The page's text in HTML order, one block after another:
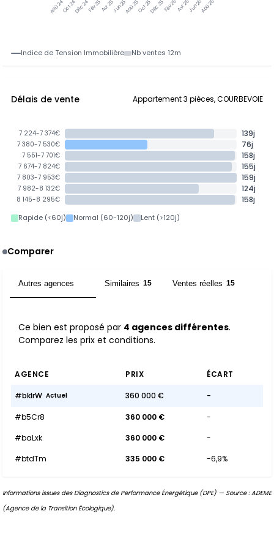
Aoû 24Oct 24Déc 24Fév 25Avr 25Jun 25Aoû 25Oct 25Déc 25Fév 26Avr 26Jun 26Aoû 26
Indice de Tension Immobilière Nb ventes 12m
Délais de vente Appartement 3 pièces, COURBEVOIE
7 224-7 374€ 139j
7 380-7 530€ 76j
7 551-7 701€ 158j
7 674-7 824€ 155j
7 803-7 953€ 159j
7 982-8 132€ 124j
8 145-8 295€ 158j
Rapide (<60j) Normal (60-120j) Lent (>120j)
Comparer
Autres agences Similaires 15 Ventes réelles 15
Ce bien est proposé par 4 agences différentes.
Comparez les prix et conditions.
AGENCE PRIX ÉCART
#bkIrW Actuel 360 000 € -
#b5Cr8 360 000 €
-
#baLxk
360 000 €
-
#btdTm
335 000 € -6,9%
Informations issues des Diagnostics de Performance Énergétique (DPE) — Source : ADEME
(Agence de la Transition Écologique).